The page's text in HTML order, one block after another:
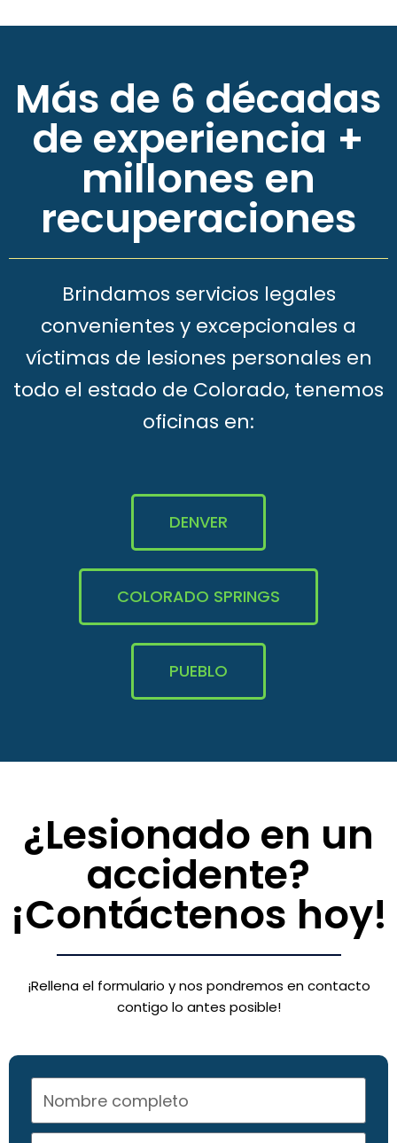
Más de 6 décadas
de experiencia +
millones en
recuperaciones
Brindamos servicios legales
convenientes y excepcionales a
víctimas de lesiones personales en
todo el estado de Colorado, tenemos
oficinas en:
DENVER
COLORADO SPRINGS
PUEBLO
¿Lesionado en un
accidente?
¡Contáctenos hoy!
¡Rellena el formulario y nos pondremos en contacto
contigo lo antes posible!